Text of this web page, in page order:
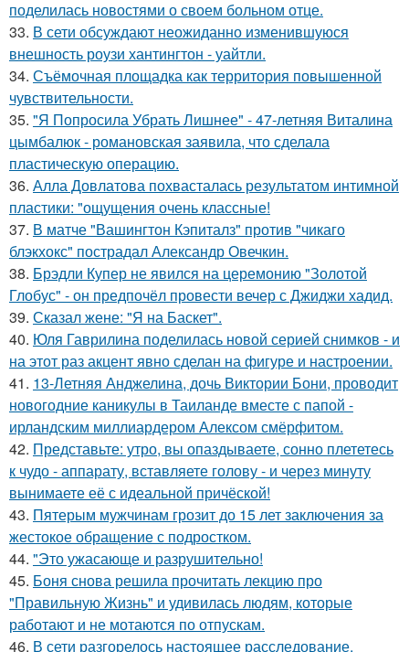
поделилась новостями о своем больном отце.
33. В сети обсуждают неожиданно изменившуюся
внешность роузи хантингтон - уайтли.
34. Съёмочная площадка как территория повышенной
чувствительности.
35. "Я Попросила Убрать Лишнее" - 47-летняя Виталина
цымбалюк - романовская заявила, что сделала
пластическую операцию.
36. Алла Довлатова похвасталась результатом интимной
пластики: "ощущения очень классные!
37. В матче "Вашингтон Кэпиталз" против "чикаго
блэкхокс" пострадал Александр Овечкин.
38. Брэдли Купер не явился на церемонию "Золотой
Глобус" - он предпочёл провести вечер с Джиджи хадид.
39. Сказал жене: "Я на Баскет".
40. Юля Гаврилина поделилась новой серией снимков - и
на этот раз акцент явно сделан на фигуре и настроении.
41. 13-Летняя Анджелина, дочь Виктории Бони, проводит
новогодние каникулы в Таиланде вместе с папой -
ирландским миллиардером Алексом смёрфитом.
42. Представьте: утро, вы опаздываете, сонно плететесь
к чудо - аппарату, вставляете голову - и через минуту
вынимаете её с идеальной причёской!
43. Пятерым мужчинам грозит до 15 лет заключения за
жестокое обращение с подростком.
44. "Это ужасающе и разрушительно!
45. Боня снова решила прочитать лекцию про
"Правильную Жизнь" и удивилась людям, которые
работают и не мотаются по отпускам.
46. В сети разгорелось настоящее расследование,